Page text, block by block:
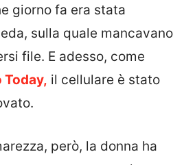
giorno fa era stata
sulla quale mancavano
file. E adesso, come
Today, il cellulare è stato
però, la donna ha